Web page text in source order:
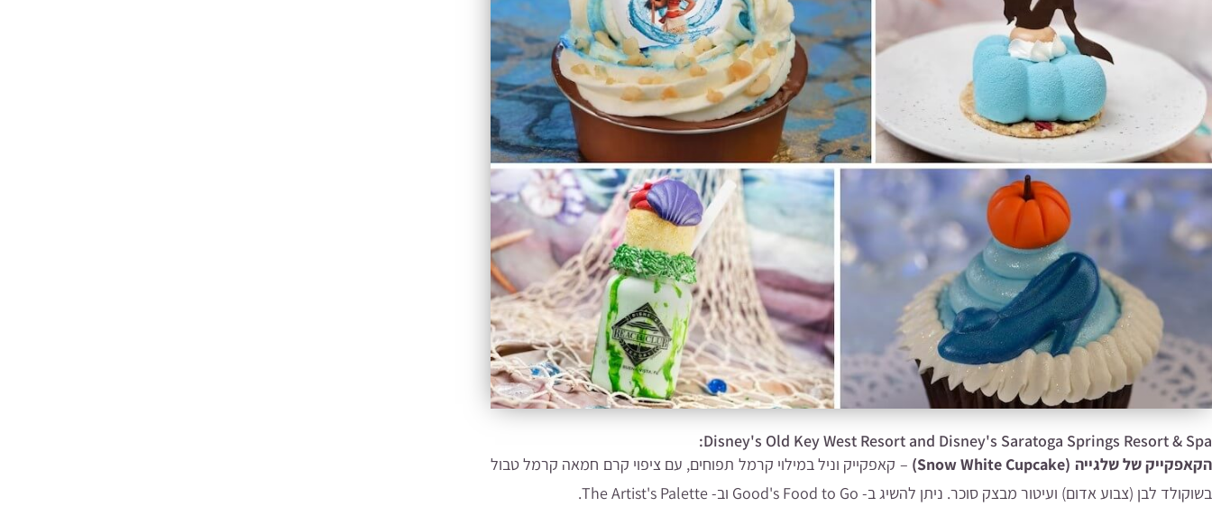
Disney's Old Key West Resort and Disney's Saratoga Springs Resort & Spa:
הקאפקייק של שלגייה (Snow White Cupcake)
– קאפקייק וניל במילוי קרמל תפוחים, עם ציפוי קרם חמאה קרמל טבול
בשוקולד לבן (צבוע אדום) ועיטור מבצק סוכר. ניתן להשיג ב- Good's Food to Go וב- The Artist's Palette.